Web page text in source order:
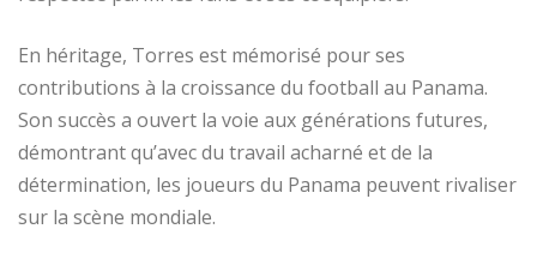
En héritage, Torres est mémorisé pour ses
contributions à la croissance du football au Panama.
Son succès a ouvert la voie aux générations futures,
démontrant qu’avec du travail acharné et de la
détermination, les joueurs du Panama peuvent rivaliser
sur la scène mondiale.